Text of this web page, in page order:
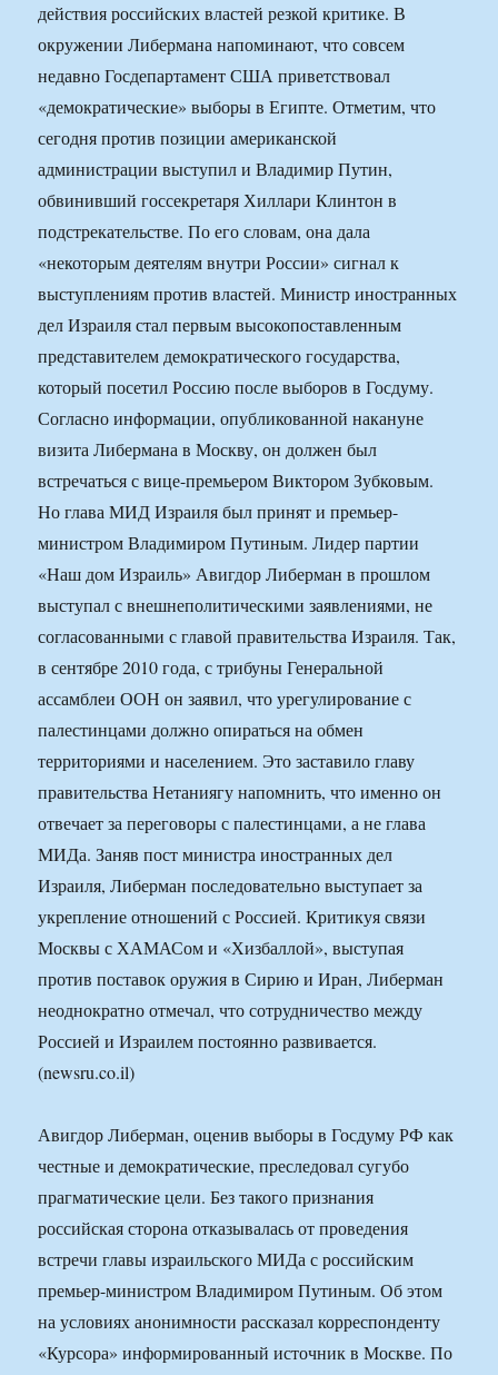
действия российских властей резкой критике. В
окружении Либермана напоминают, что совсем
недавно Госдепартамент США приветствовал
«демократические» выборы в Египте. Отметим, что
сегодня против позиции американской
администрации выступил и Владимир Путин,
обвинивший госсекретаря Хиллари Клинтон в
подстрекательстве. По его словам, она дала
«некоторым деятелям внутри России» сигнал к
выступлениям против властей. Министр иностранных
дел Израиля стал первым высокопоставленным
представителем демократического государства,
который посетил Россию после выборов в Госдуму.
Согласно информации, опубликованной накануне
визита Либермана в Москву, он должен был
встречаться с вице-премьером Виктором Зубковым.
Но глава МИД Израиля был принят и премьер-
министром Владимиром Путиным. Лидер партии
«Наш дом Израиль» Авигдор Либерман в прошлом
выступал с внешнеполитическими заявлениями, не
согласованными с главой правительства Израиля. Так,
в сентябре 2010 года, с трибуны Генеральной
ассамблеи ООН он заявил, что урегулирование с
палестинцами должно опираться на обмен
территориями и населением. Это заставило главу
правительства Нетаниягу напомнить, что именно он
отвечает за переговоры с палестинцами, а не глава
МИДа. Заняв пост министра иностранных дел
Израиля, Либерман последовательно выступает за
укрепление отношений с Россией. Критикуя связи
Москвы с ХАМАСом и «Хизбаллой», выступая
против поставок оружия в Сирию и Иран, Либерман
неоднократно отмечал, что сотрудничество между
Россией и Израилем постоянно развивается.
(newsru.co.il)
Авигдор Либерман, оценив выборы в Госдуму РФ как
честные и демократические, преследовал сугубо
прагматические цели. Без такого признания
российская сторона отказывалась от проведения
встречи главы израильского МИДа с российским
премьер-министром Владимиром Путиным. Об этом
на условиях анонимности рассказал корреспонденту
«Курсора» информированный источник в Москве. По